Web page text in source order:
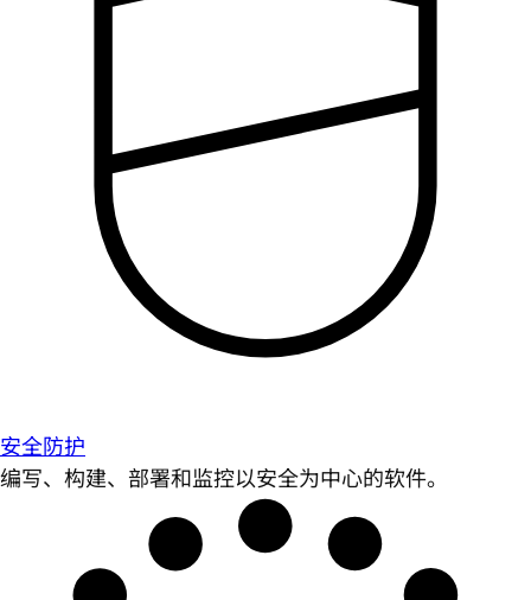
安全防护
编写、构建、部署和监控以安全为中心的软件。